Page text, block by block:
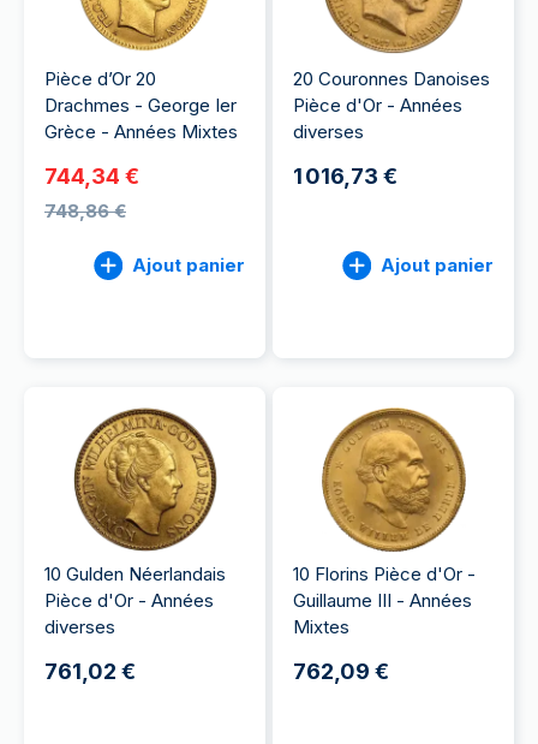
Pièce d’Or 20
Drachmes - George Ier
Grèce - Années Mixtes
744,34 €
748,86 €
Ajout panier
20 Couronnes Danoises
Pièce d'Or - Années
diverses
1 016,73 €
Ajout panier
10 Gulden Néerlandais
Pièce d'Or - Années
diverses
761,02 €
10 Florins Pièce d'Or -
Guillaume III - Années
Mixtes
762,09 €